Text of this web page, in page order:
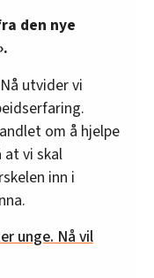
den nye
utvider vi
om å hjelpe
at vi skal
inn i
unge. Nå vil